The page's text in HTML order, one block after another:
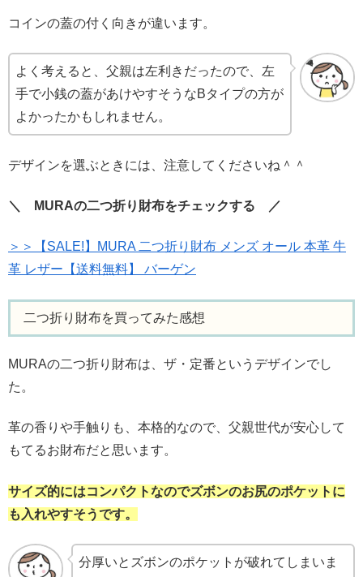
コインの蓋の付く向きが違います。
よく考えると、父親は左利きだったので、左
手で小銭の蓋があけやすそうなBタイプの方が
よかったかもしれません。
デザインを選ぶときには、注意してくださいね＾＾
＼ MURAの二つ折り財布をチェックする ／
＞＞【SALE!】MURA 二つ折り財布 メンズ オール 本革 牛
革 レザー【送料無料】 バーゲン
二つ折り財布を買ってみた感想
MURAの二つ折り財布は、ザ・定番というデザインでし
た。
革の香りや手触りも、本格的なので、父親世代が安心して
もてるお財布だと思います。
サイズ的にはコンパクトなのでズボンのお尻のポケットに
も入れやすそうです。
分厚いとズボンのポケットが破れてしまいま